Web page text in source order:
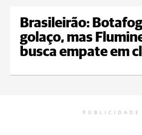
Brasileirão:
golaço, mas
busca empate em
PUBLICIDADE